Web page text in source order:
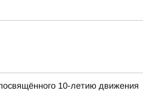
10-летию движения